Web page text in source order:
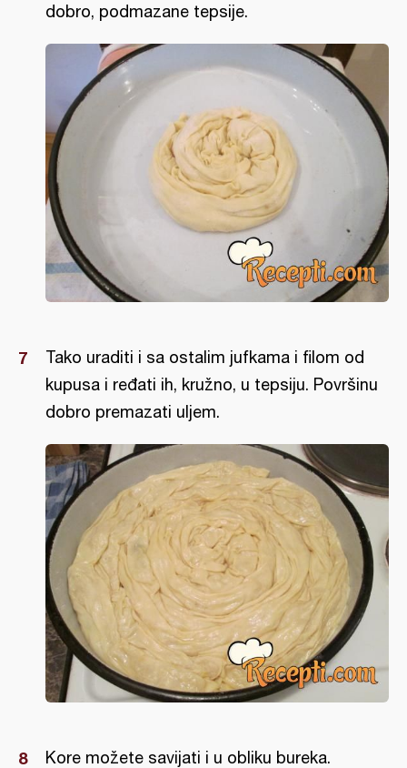
dobro, podmazane tepsije.
Tako uraditi i sa ostalim jufkama i filom od
kupusa i ređati ih, kružno, u tepsiju. Površinu
dobro premazati uljem.
Kore možete savijati i u obliku bureka.